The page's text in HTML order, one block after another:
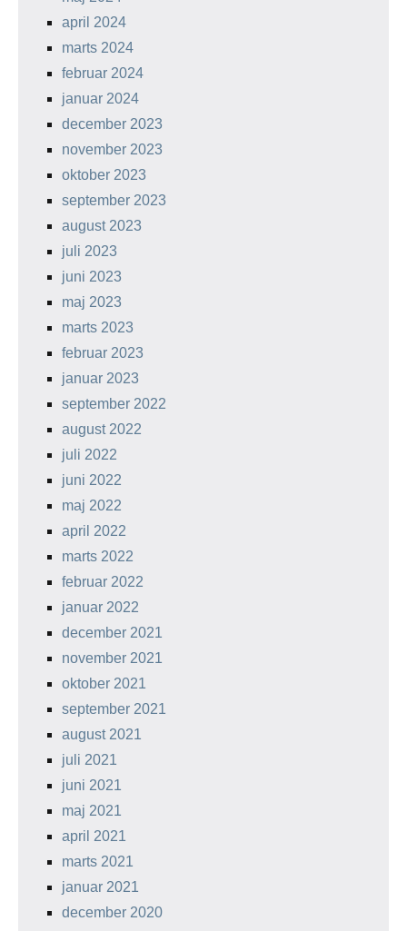
april 2024
marts 2024
februar 2024
januar 2024
december 2023
november 2023
oktober 2023
september 2023
august 2023
juli 2023
juni 2023
maj 2023
marts 2023
februar 2023
januar 2023
september 2022
august 2022
juli 2022
juni 2022
maj 2022
april 2022
marts 2022
februar 2022
januar 2022
december 2021
november 2021
oktober 2021
september 2021
august 2021
juli 2021
juni 2021
maj 2021
april 2021
marts 2021
januar 2021
december 2020